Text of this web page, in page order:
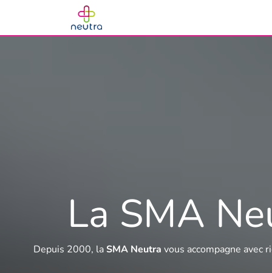
Se rendre au contenu
La SMA
Depuis 2000, laSMA Neutra vous accompagne avec